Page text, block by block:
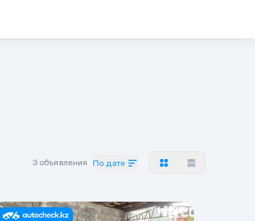
3 объявления По дате